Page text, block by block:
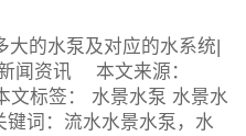
大的水泵及对应的水系统|
闻资讯 本文来源：
标签： 水景水泵 水景水
词：流水水景水泵，水